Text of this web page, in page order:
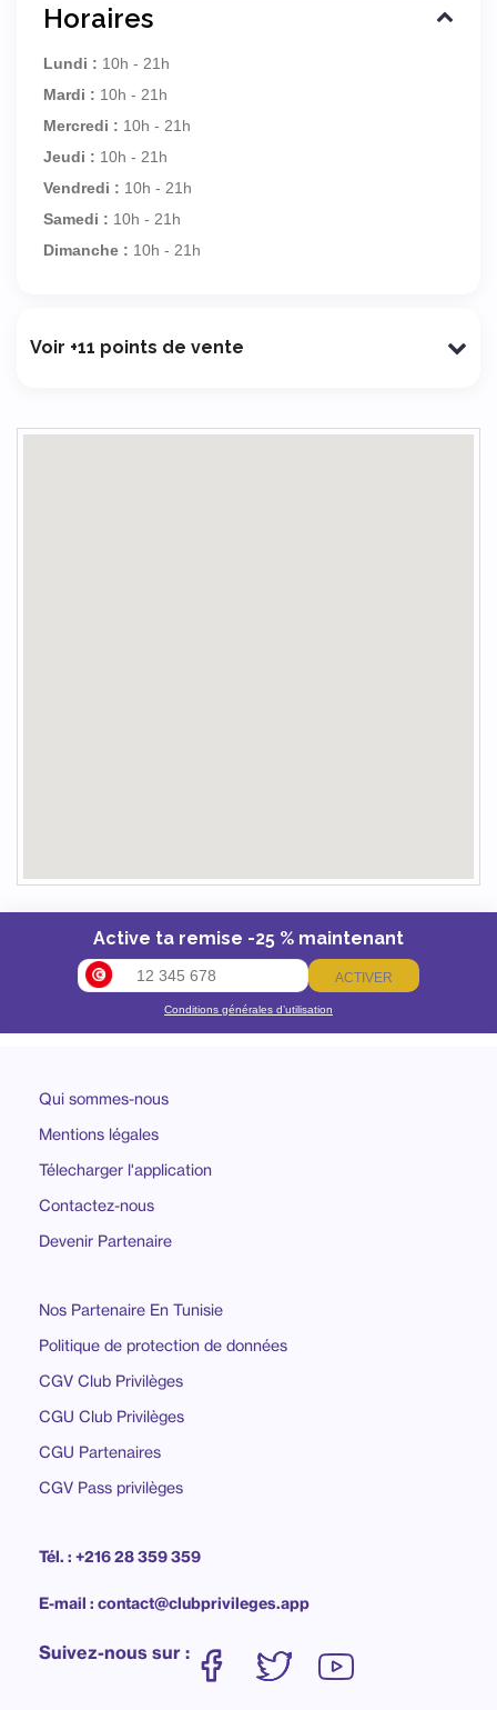
Horaires
Lundi : 10h - 21h
Mardi : 10h - 21h
Mercredi : 10h - 21h
Jeudi : 10h - 21h
Vendredi : 10h - 21h
Samedi : 10h - 21h
Dimanche : 10h - 21h
Voir +11 points de vente
Active ta remise -25 % maintenant
ACTIVER
Conditions générales d’utilisation
Qui sommes-nous
Mentions légales
Télecharger l'application
Contactez-nous
Devenir Partenaire
Nos Partenaire En Tunisie
Politique de protection de données
CGV Club Privilèges
CGU Club Privilèges
CGU Partenaires
CGV Pass privilèges
Tél. : +216 28 359 359
E-mail : contact@clubprivileges.app
Suivez-nous sur :